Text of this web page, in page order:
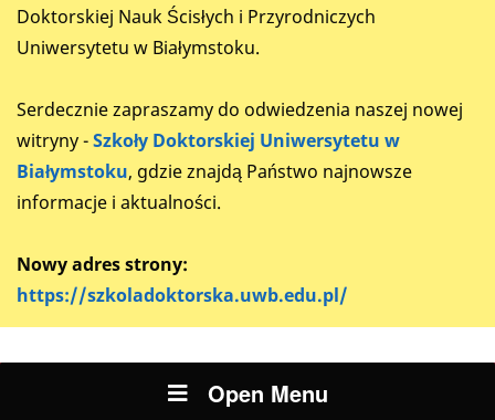
Doktorskiej Nauk Ścisłych i Przyrodniczych
Uniwersytetu w Białymstoku.
Serdecznie zapraszamy do odwiedzenia naszej nowej
witryny -Szkoły Doktorskiej Uniwersytetu w
Białymstoku, gdzie znajdą Państwo najnowsze
informacje i aktualności.
Nowy adres strony:
https://szkoladoktorska.uwb.edu.pl/
Open Menu